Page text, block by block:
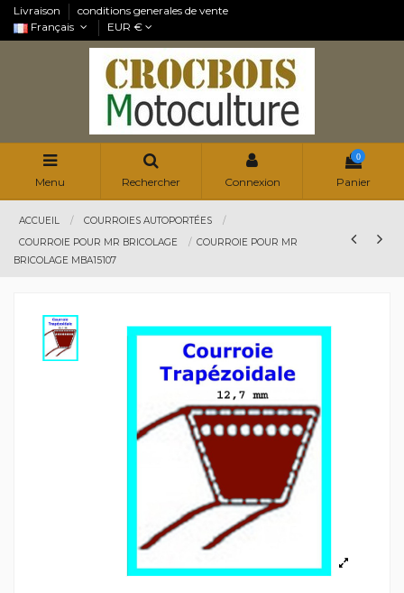
Livraison
conditions generales de vente
Français
EUR €
Menu Rechercher Connexion
0
Panier
ACCUEIL
COURROIES AUTOPORTÉES
COURROIE POUR MR BRICOLAGE
COURROIE POUR MR
BRICOLAGE MBA15107